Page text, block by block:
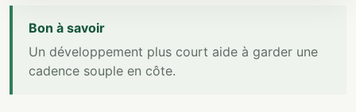
Bon à savoir
Un développement plus court aide à garder une
cadence souple en côte.